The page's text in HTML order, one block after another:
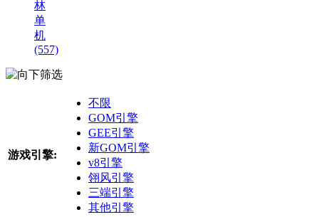
林
单
机
(557)
筛选
游戏引擎:
不限
GOM引擎
GEE引擎
新GOM引擎
v8引擎
翎风引擎
三端引擎
其他引擎